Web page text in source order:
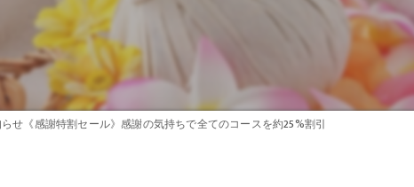
せ《感謝特割セール》感謝の気持ちで全てのコースを約25%割引